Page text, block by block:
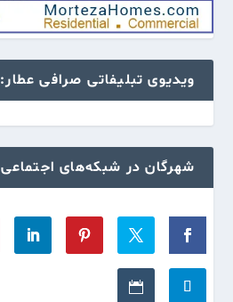
ویدیوی تبلیفاتی صرافی عطار:
شهرگان در شبکه‌های اجتماعی